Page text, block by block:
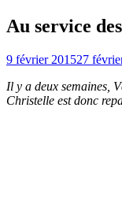
Au service
9 février 201527
Il y a deux semaines,
Christelle est donc